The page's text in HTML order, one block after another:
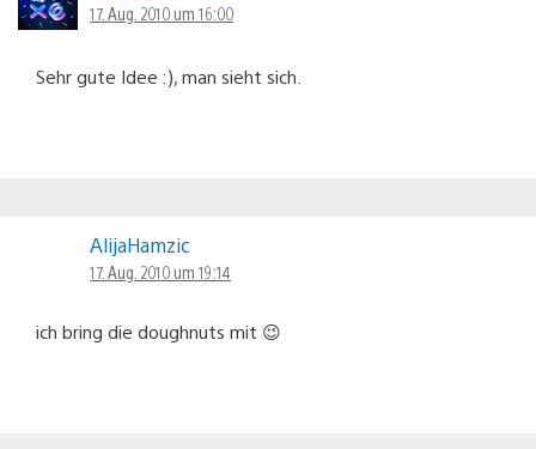
17. Aug. 2010 um 16:00
Sehr gute Idee :), man sieht sich.
AlijaHamzic
17. Aug. 2010 um 19:14
ich bring die doughnuts mit 😉